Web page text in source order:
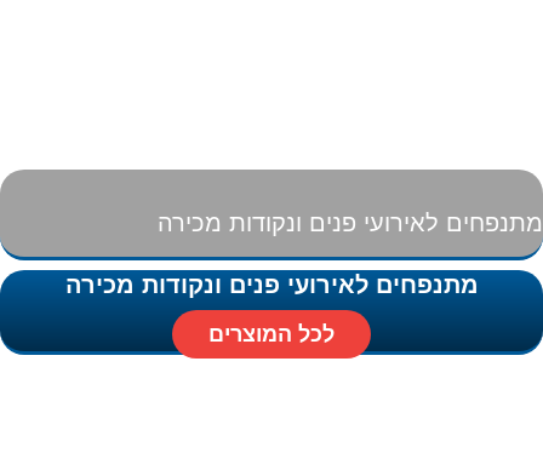
מתנפחים לאירועי פנים ונקודות מכירה
מתנפחים לאירועי פנים ונקודות מכירה
לכל המוצרים